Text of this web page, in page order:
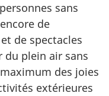
sans
de
de spectacles
du plein air sans
des joies
extérieures